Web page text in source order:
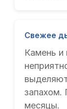
Свежее
Камень и
запахом.
месяцы.